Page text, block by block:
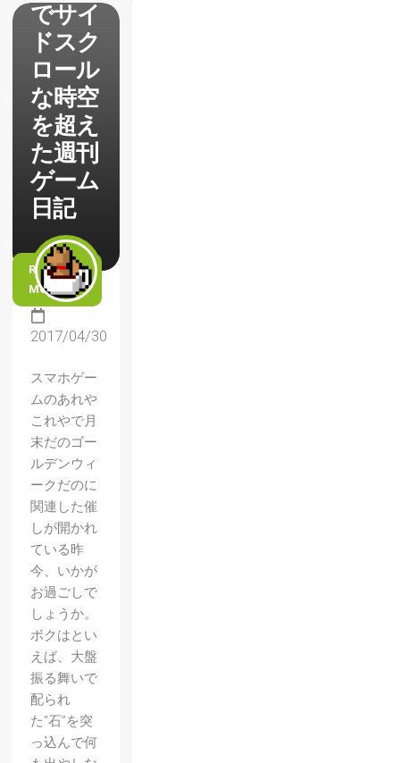
でサイ
ドスク
ロール
な時空
を超え
た週刊
ゲーム
日記
READ
MORE
2017/04/30
スマホゲー
ムのあれや
これやで月
末だのゴー
ルデンウィ
ークだのに
関連した催
しが開かれ
ている昨
今、いかが
お過ごしで
しょうか。
ボクはとい
えば、大盤
振る舞いで
配られ
た”石”を突
っ込んで何